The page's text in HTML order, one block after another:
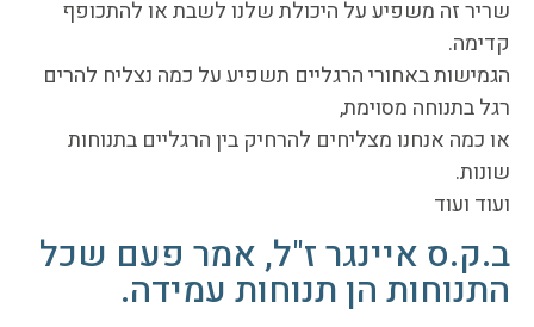
שריר זה משפיע על היכולת שלנו לשבת או להתכופף
קדימה.
הגמישות באחורי הרגליים תשפיע על כמה נצליח להרים
רגל בתנוחה מסוימת,
או כמה אנחנו מצליחים להרחיק בין הרגליים בתנוחות
שונות.
ועוד ועוד
ב.ק.ס איינגר ז"ל, אמר פעם שכל
התנוחות הן תנוחות עמידה.